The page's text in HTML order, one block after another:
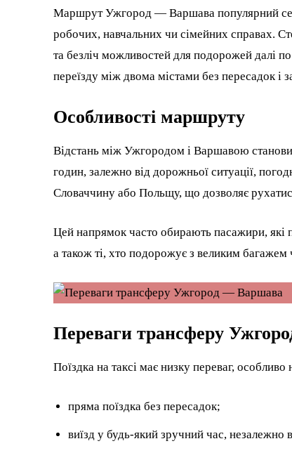
Маршрут Ужгород — Варшава популярний
робочих, навчальних чи сімейних справах.
та безліч можливостей для подорожей далі
переїзду між двома містами без пересадок і
Особливості маршруту
Відстань між Ужгородом і Варшавою
годин, залежно від дорожньої ситуації,
Словаччину або Польщу, що дозволяє
Цей напрямок часто обирають пасажири, які
а також ті, хто подорожує з великим багажем
Переваги трансферу
Поїздка на таксі має низку переваг,
пряма поїздка без пересадок;
виїзд у будь-який зручний час, незалежно